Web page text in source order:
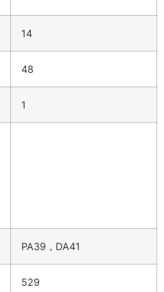
14
48
1
PA39，DA41
529